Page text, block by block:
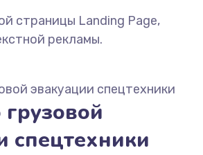
страницы Landing Page,
рекламы.
спецтехники